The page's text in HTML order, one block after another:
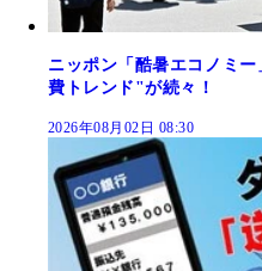
ニッポン「酷暑エコノミ
費トレンド"が続々！
2026年08月02日 08:30